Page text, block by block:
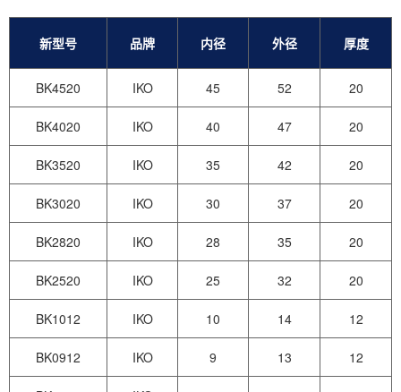
新型号 品牌 内径 外径 厚度
BK4520 IKO 45 52 20
BK4020 IKO 40 47 20
BK3520 IKO 35 42 20
BK3020 IKO 30 37 20
BK2820 IKO 28 35 20
BK2520 IKO 25 32 20
BK1012 IKO 10 14 12
BK0912 IKO 9 13 12